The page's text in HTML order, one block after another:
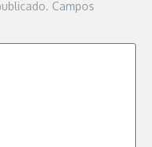
Campos